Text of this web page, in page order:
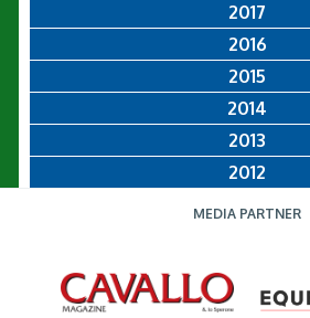
2017
2016
2015
2014
2013
2012
MEDIA PARTNER